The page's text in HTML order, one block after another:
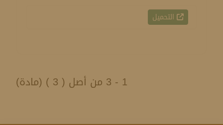
التحميل
1 - 3 من أصل ( 3 ) (مادة)